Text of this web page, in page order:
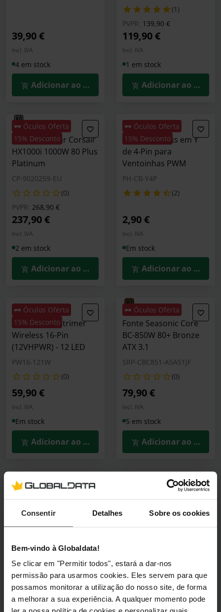
Consentir Detalhes Sobre os cookies
Bem-vindo à Globaldata!
Se clicar em "Permitir todos", estará a dar-nos
permissão para usarmos cookies. Eles servem para que
possamos monitorar a utilização do nosso site, de forma
a melhorar a sua experiência. A qualquer momento pode
39,90 €
Incl. IVA
4 em stock
Adicionar ao Carrinho
(1)
PVPR: Preço reduzido de
139,90 €para
119,90 €
Incl. IVA
1 em stock
Adicionar ao
🕶️ Óculos Oferta
15% Desconto
Fonte Modular Corsair
HX1000i 1000W 80 Plus
Platinum
CP-9020259-EU
(0)
PVPR: Preço reduzido de
268,90 €para
237,90 €
Incl. IVA
2 em stock
Adicionar ao Carrinho
🕶️ Óculos Oferta
15% Desconto
Cabo Phanteks em Y
de 4-Pin para
Ventoinhas PWM
PH-CB-Y4P
(2)
2,90 €
Incl. IVA
Em stock
Adicionar ao
🕶️ Óculos Oferta
15% Desconto
Cabo Lian Li Strimer
Wireless 16-Pin
(12VHPWR) - 12 LED
PW16-121W
(0)
59,90 €
Incl. IVA
Em stock
Adicionar ao Carrinho
🕶️ Óculos Oferta
Fonte Seasonic Core
BC-850W 80+ Bronze
ATX 3.1
SRP-CBC851-A5A51JF
(0)
79,90 €
Incl. IVA
5 em stock
Adicionar ao
🕶️ Óculos Oferta
GC-650W 80+ Gold
PVPR:Preço reduzido de
86,90 €para
79,90 €
Incl. IVA
🕶️ Óculos Oferta
RMe Series RM1200e
PVPR: Preço reduzido de
321,90 €para
219,90 €
Incl. IVA